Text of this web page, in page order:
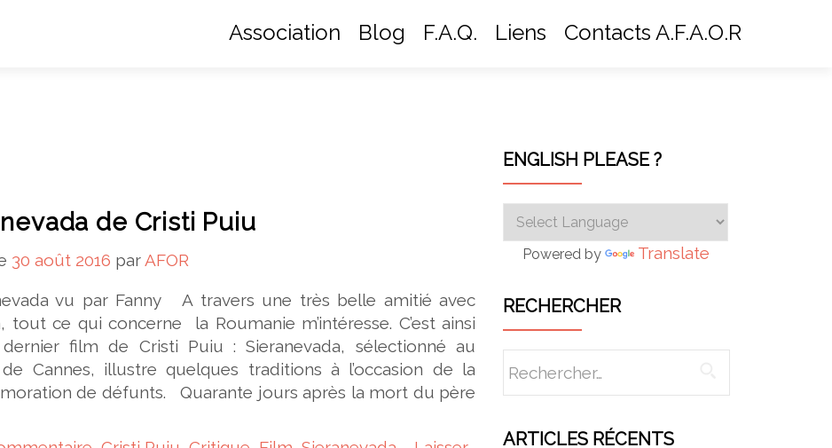
Association Blog F.A.Q. Liens Contacts A.F.A.O.R
de Cristi Puiu
30 août 2016 par AFOR
vu par Fanny A travers une très belle amitié avec
tout ce qui concerne la Roumanie m’intéresse. C’est ainsi
film de Cristi Puiu : Sieranevada, sélectionné au
Cannes, illustre quelques traditions à l’occasion de la
de défunts. Quarante jours après la mort du père
ENGLISH PLEASE ?
Powered by Translate
RECHERCHER
ARTICLES RÉCENTS